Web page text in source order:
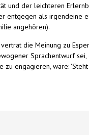
und der leichteren
entgegen als irgendeine
angehören).
vertrat die Meinung zu
Sprachentwurf
zu engagieren, wäre: